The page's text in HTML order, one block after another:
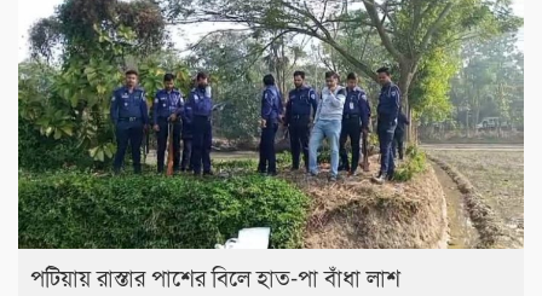
পটিয়ায় রাস্তার পাশের বিলে হাত-পা বাঁধা লাশ